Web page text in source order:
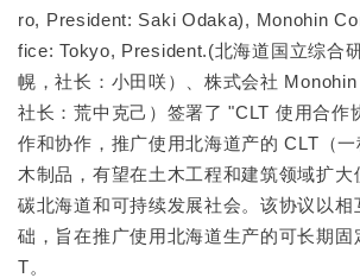
ro, President: Saki Odaka), Monohin
fice: Tokyo, President.(北海道国立综合
幌，社长：小田咲）、株式会社 Monohin
社长：荒中克己）签署了 "CLT 使用合作
作和协作，推广使用北海道产的 CLT（
木制品，有望在土木工程和建筑领域扩大
碳北海道和可持续发展社会。该协议以相
础，旨在推广使用北海道生产的可长期固
T。